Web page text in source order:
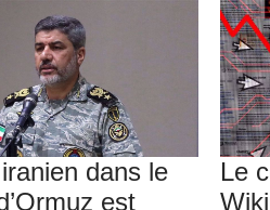
iranien dans le
est
Le